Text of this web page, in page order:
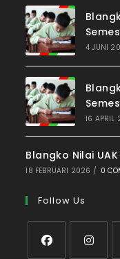
4 JUNI
16 APRIL
Blangko Nilai
18 FEBRUARI 2026 / 0
Follow Us